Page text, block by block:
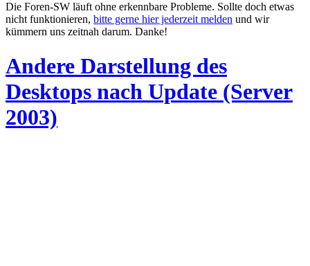
Die Foren-SW läuft ohne erkennbare Probleme. Sollte doch etwas
nicht funktionieren, bitte gerne hier jederzeit melden und wir
kümmern uns zeitnah darum. Danke!
Andere Darstellung des
Desktops nach Update (Server
2003)